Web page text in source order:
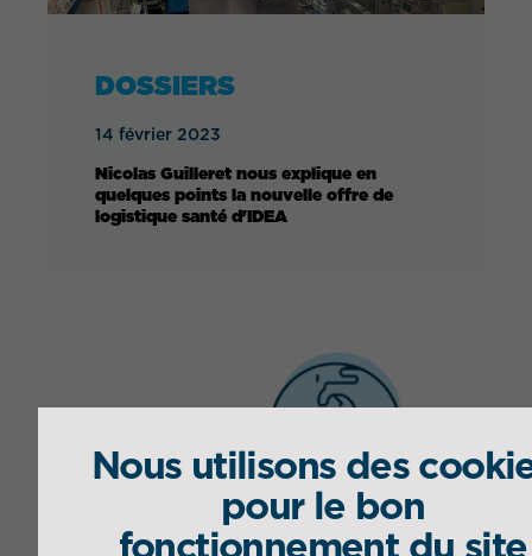
DOSSIERS
14 février 2023
Nicolas Guilleret nous explique en
quelques points la nouvelle offre de
logistique santé d'IDEA
Nous utilisons des
pour le bon